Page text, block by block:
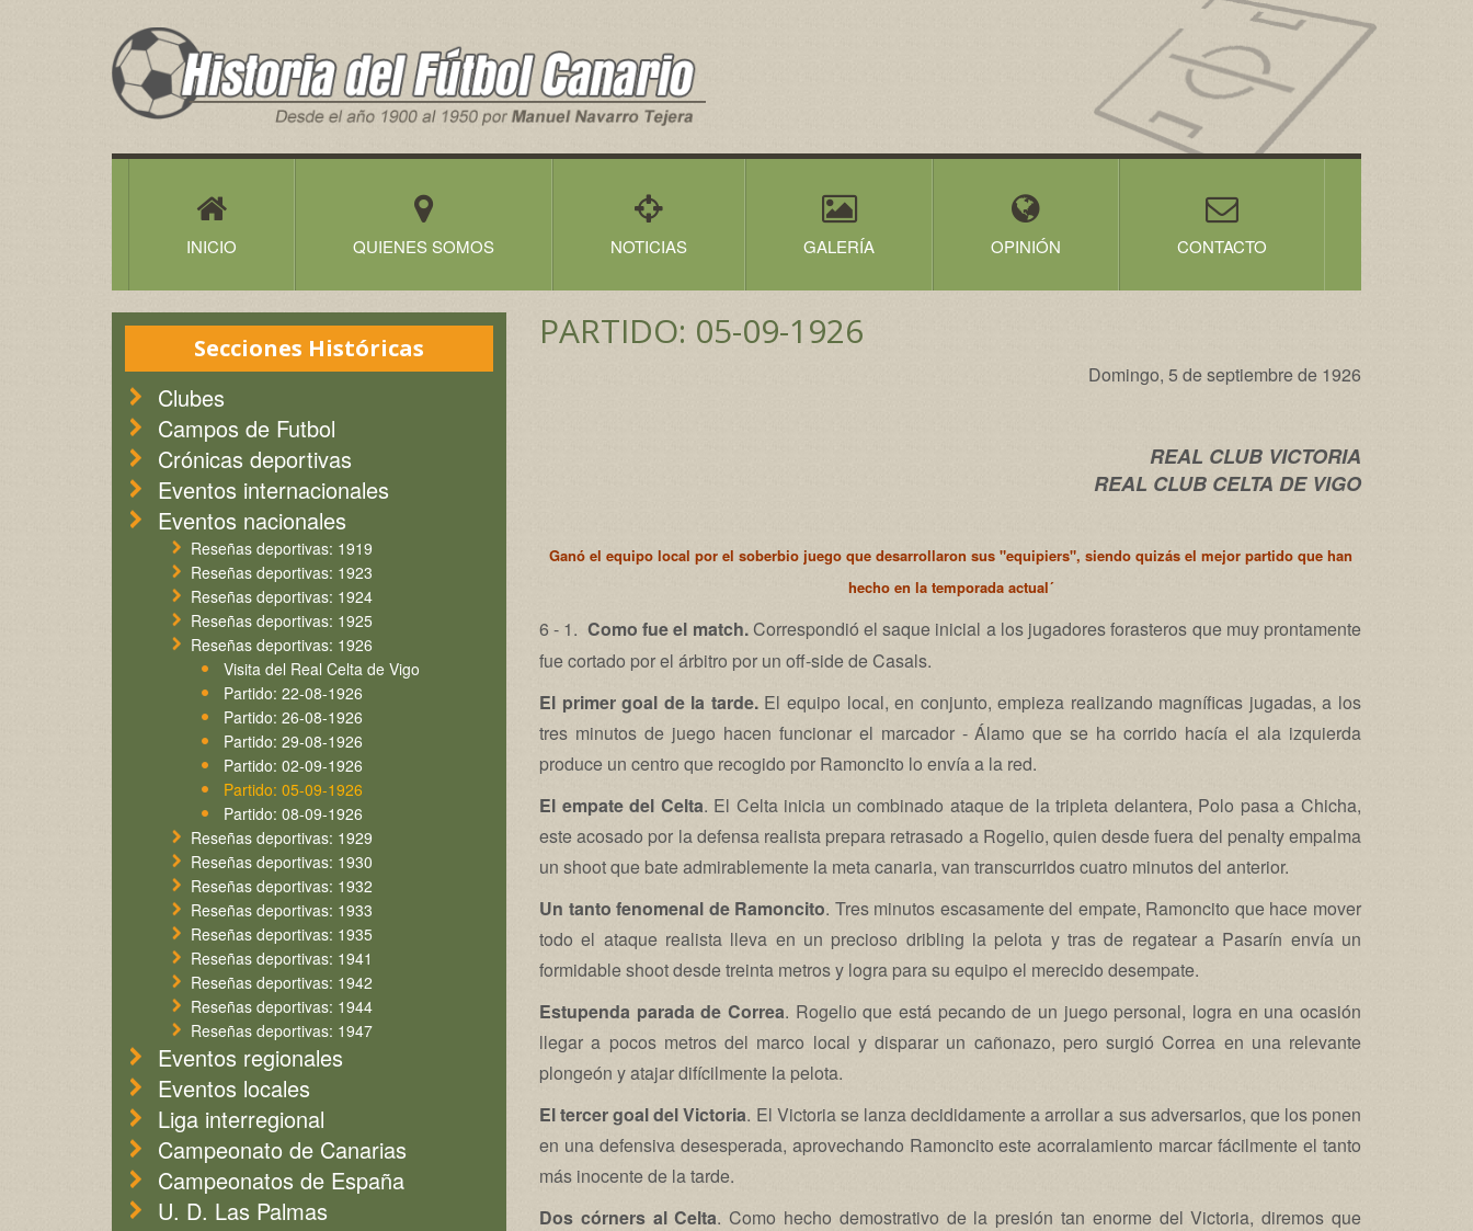
Historia
del
Futbol
Canario
INICIO QUIENES SOMOS NOTICIAS GALERÍA OPINIÓN CONTACTO
Secciones Históricas
Clubes
Campos de Futbol
Crónicas deportivas
Eventos internacionales
Eventos nacionales
Reseñas deportivas: 1919
Reseñas deportivas: 1923
Reseñas deportivas: 1924
Reseñas deportivas: 1925
Reseñas deportivas: 1926
Visita del Real Celta de Vigo
Partido: 22-08-1926
Partido: 26-08-1926
Partido: 29-08-1926
Partido: 02-09-1926
Partido: 05-09-1926
Partido: 08-09-1926
Reseñas deportivas: 1929
Reseñas deportivas: 1930
Reseñas deportivas: 1932
Reseñas deportivas: 1933
Reseñas deportivas: 1935
Reseñas deportivas: 1941
Reseñas deportivas: 1942
Reseñas deportivas: 1944
Reseñas deportivas: 1947
Eventos regionales
Eventos locales
Liga interregional
Campeonato de Canarias
Campeonatos de España
U. D. Las Palmas
PARTIDO: 05-09-1926
Domingo, 5 de septiembre de 1926
REAL CLUB VICTORIA
REAL CLUB CELTA DE VIGO
Ganó el equipo local por el soberbio juego que desarrollaron sus "equipiers", siendo quizás el mejor partido que han
hecho en la temporada actual´
6 - 1. Como fue el match.Correspondió el saque inicial a los jugadores forasteros que muy prontamente
fue cortado por el árbitro por un off-side de Casals.
El primer goal de la tarde.El equipo local, en conjunto, empieza realizando magníficas jugadas, a los
tres minutos de juego hacen funcionar el marcador - Álamo que se ha corrido hacía el ala izquierda
produce un centro que recogido por Ramoncito lo envía a la red.
El empate del Celta. El Celta inicia un combinado ataque de la tripleta delantera, Polo pasa a Chicha,
este acosado por la defensa realista prepara retrasado a Rogelio, quien desde fuera del penalty empalma
un shoot que bate admirablemente la meta canaria, van transcurridos cuatro minutos del anterior.
Un tanto fenomenal de Ramoncito. Tres minutos escasamente del empate, Ramoncito que hace mover
todo el ataque realista lleva en un precioso dribling la pelota y tras de regatear a Pasarín envía un
formidable shoot desde treinta metros y logra para su equipo el merecido desempate.
Estupenda parada de Correa. Rogelio que está pecando de un juego personal, logra en una ocasión
llegar a pocos metros del marco local y disparar un cañonazo, pero surgió Correa en una relevante
plongeón y atajar difícilmente la pelota.
El tercer goal del Victoria. El Victoria se lanza decididamente a arrollar a sus adversarios, que los ponen
en una defensiva desesperada, aprovechando Ramoncito este acorralamiento marcar fácilmente el tanto
más inocente de la tarde.
Dos córners al Celta. Como hecho demostrativo de la presión tan enorme del Victoria, diremos que